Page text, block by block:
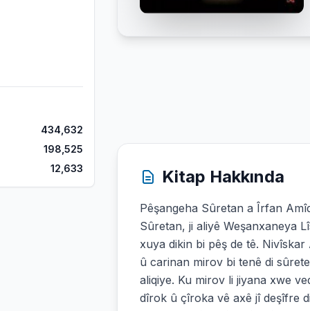
434,632
198,525
12,633 Kitap Hakkında
Pêşangeha Sûretan a Îrfan
Sûretan, ji aliyê Weşanxaneya
xuya dikin bi pêş de tê.
û carinan mirov bi tenê di
aliqiye. Ku mirov li jiyana xwe
dîrok û çîroka vê axê jî deşîfre